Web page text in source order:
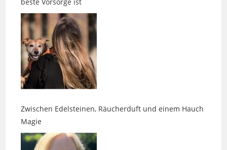
Zwischen Edelsteinen, Räucherduft und einem Hauch